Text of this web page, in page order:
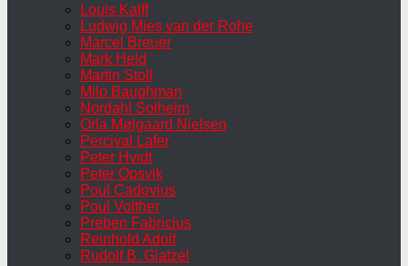
Louis Kalff
Ludwig Mies van der Rohe
Marcel Breuer
Mark Held
Martin Stoll
Milo Baughman
Nordahl Solheim
Orla Mølgaard Nielsen
Percival Lafer
Peter Hvidt
Peter Opsvik
Poul Cadovius
Poul Volther
Preben Fabricius
Reinhold Adolf
Rudolf B. Glatzel